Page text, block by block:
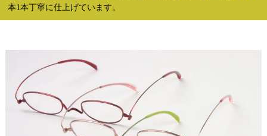
本1本丁寧に仕上げています。